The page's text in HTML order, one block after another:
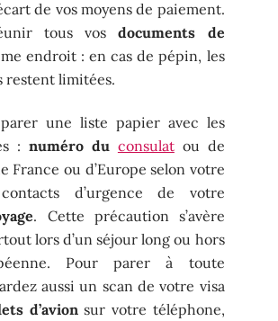
de vos moyens de paiement.
tous vosdocuments de
endroit : en cas de pépin, les
restent limitées.
une liste papier avec les
:numéro du consulatou de
France ou d’Europe selon votre
d’urgence de votre
. Cette précaution s’avère
lors d’un séjour long ou hors
Pour parer à toute
aussi un scan de votre visa
d’avionsur votre téléphone,